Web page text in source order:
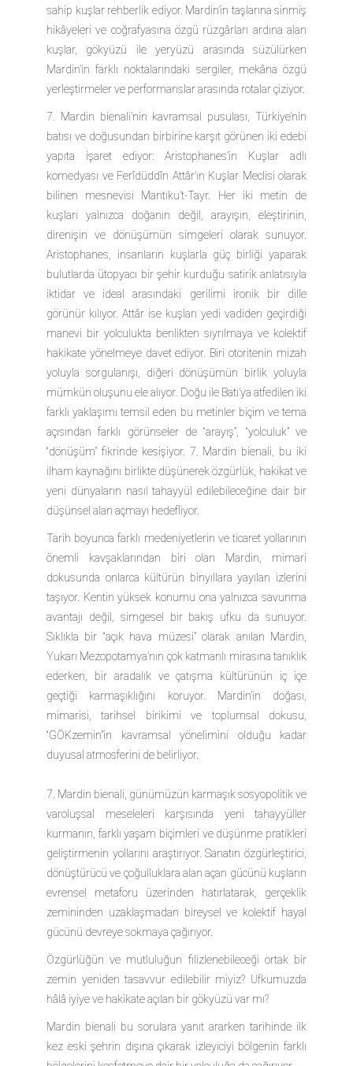
sahip kuşlar rehberlik ediyor. Mardin’in taşlarına sinmiş
hikâyeleri ve coğrafyasına özgü rüzgârları ardına alan
kuşlar, gökyüzü ile yeryüzü arasında süzülürken
Mardin’in farklı noktalarındaki sergiler, mekâna özgü
yerleştirmeler ve performanslar arasında rotalar çiziyor.
7. Mardin bienali’nin kavramsal pusulası, Türkiye’nin
batısı ve doğusundan birbirine karşıt görünen iki edebi
yapıta işaret ediyor: Aristophanes’in Kuşlar adlı
komedyası ve Ferîdüddîn Attâr’ın Kuşlar Meclisi olarak
bilinen mesnevisi Mantıku’t-Tayr. Her iki metin de
kuşları yalnızca doğanın değil, arayışın, eleştirinin,
direnişin ve dönüşümün simgeleri olarak sunuyor.
Aristophanes, insanların kuşlarla güç birliği yaparak
bulutlarda ütopyacı bir şehir kurduğu satirik anlatısıyla
iktidar ve ideal arasındaki gerilimi ironik bir dille
görünür kılıyor. Attâr ise kuşları yedi vadiden geçirdiği
manevi bir yolculukta benlikten sıyrılmaya ve kolektif
hakikate yönelmeye davet ediyor. Biri otoritenin mizah
yoluyla sorgulanışı, diğeri dönüşümün birlik yoluyla
mümkün oluşunu ele alıyor. Doğu ile Batı’ya atfedilen iki
farklı yaklaşımı temsil eden bu metinler biçim ve tema
açısından farklı görünseler de “arayış”, “yolculuk” ve
“dönüşüm” fikrinde kesişiyor. 7. Mardin bienali, bu iki
ilham kaynağını birlikte düşünerek özgürlük, hakikat ve
yeni dünyaların nasıl tahayyül edilebileceğine dair bir
düşünsel alan açmayı hedefliyor.
Tarih boyunca farklı medeniyetlerin ve ticaret yollarının
önemli kavşaklarından biri olan Mardin, mimari
dokusunda onlarca kültürün binyıllara yayılan izlerini
taşıyor. Kentin yüksek konumu ona yalnızca savunma
avantajı değil, simgesel bir bakış ufku da sunuyor.
Sıklıkla bir “açık hava müzesi” olarak anılan Mardin,
Yukarı Mezopotamya’nın çok katmanlı mirasına tanıklık
ederken, bir aradalık ve çatışma kültürünün iç içe
geçtiği karmaşıklığını koruyor. Mardin’in doğası,
mimarisi, tarihsel birikimi ve toplumsal dokusu,
“GÖKzemin”in kavramsal yönelimini olduğu kadar
duyusal atmosferini de belirliyor.
7. Mardin bienali, günümüzün karmaşık sosyopolitik ve
varoluşsal meseleleri karşısında yeni tahayyüller
kurmanın, farklı yaşam biçimleri ve düşünme pratikleri
geliştirmenin yollarını araştırıyor. Sanatın özgürleştirici,
dönüştürücü ve çoğulluklara alan açan gücünü kuşların
evrensel metaforu üzerinden hatırlatarak, gerçeklik
zemininden uzaklaşmadan bireysel ve kolektif hayal
gücünü devreye sokmaya çağırıyor.
Özgürlüğün ve mutluluğun filizlenebileceği ortak bir
zemin yeniden tasavvur edilebilir miyiz? Ufkumuzda
hâlâ iyiye ve hakikate açılan bir gökyüzü var mı?
Mardin bienali bu sorulara yanıt ararken tarihinde ilk
kez eski şehrin dışına çıkarak izleyiciyi bölgenin farklı